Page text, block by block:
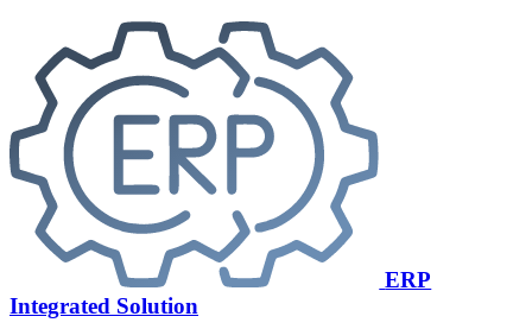
ERP
Integrated Solution